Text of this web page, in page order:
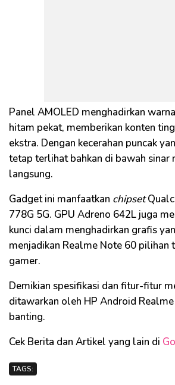
Panel AMOLED menghadirkan
hitam pekat, memberikan konten
ekstra. Dengan kecerahan puncak
tetap terlihat bahkan di bawah sinar
langsung.
Gadget ini manfaatkan chipset
778G 5G. GPU Adreno 642L juga
kunci dalam menghadirkan grafis
menjadikan Realme Note 60 pilihan
gamer.
Demikian spesifikasi dan fitur-fitur
ditawarkan oleh HP Android
banting.
Cek Berita dan Artikel yang lain di
TAGS: